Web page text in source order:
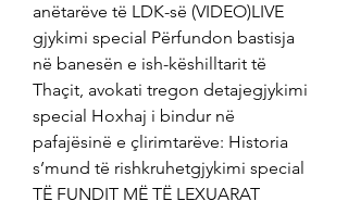
anëtarëve të LDK-së (VIDEO)LIVE
gjykimi special Përfundon bastisja
në banesën e ish-këshilltarit të
Thaçit, avokati tregon detajegjykimi
special Hoxhaj i bindur në
pafajësinë e çlirimtarëve: Historia
s’mund të rishkruhetgjykimi special
TË FUNDIT MË TË LEXUARAT